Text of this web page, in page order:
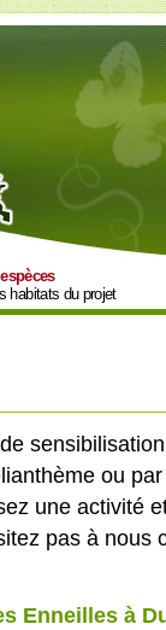
habitats du projet
ou
une activité
pas à nous
Enneilles à